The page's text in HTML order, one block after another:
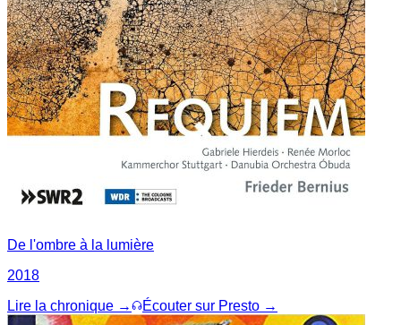
De l'ombre à la lumière
2018
Lire la chronique →
Écouter sur Presto →